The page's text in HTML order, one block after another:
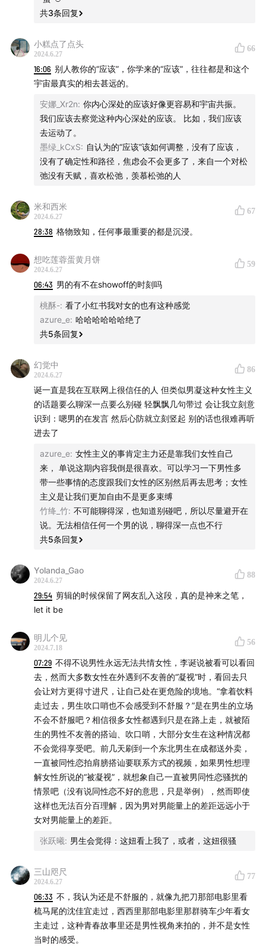
共3条回复
小糕点了点头
2024.6.27
66
16:06 别人教你的“应该”，你学来的“应该”，往往都是和这个
宇宙最真实的相去甚远的。
安娜_Xr2n: 你内心深处的应该好像更容易和宇宙共振。
我们应该去察觉这种内心深处的应该。 比如，我们应该
去运动了。
墨绿_kCxS: 自认为的“应该”该如何调整，没有了应该，
没有了确定性和路径，焦虑会不会更多了，来自一个对松
弛没有天赋，喜欢松弛，羡慕松弛的人
米和西米
2024.6.27
67
28:38 格物致知，任何事最重要的都是沉浸。
想吃莲蓉蛋黄月饼
2024.6.27
59
06:43 男的有不在showoff的时刻吗
桃酥-: 看了小红书我对女的也有这种感觉
azure_e: 哈哈哈哈哈哈绝了
共5条回复
幻觉中
2024.6.27
86
诞一直是我在互联网上很信任的人 但类似男凝这种女性主义
的话题要么聊深一点要么别碰 轻飘飘几句带过 会让我立刻意
识到：嗯男的在发言 然后心防就立刻竖起 别的话也很难再听
进去了
azure_e: 女性主义的事肯定主力还是靠我们女性自己
来， 单说这期内容我倒是很喜欢。可以学习一下男性多
带一些事情的态度跟我们女性的区别然后再去思考；女性
主义是让我们更加自由不是更多束缚
竹绛_竹: 不可能聊得深，也知道别碰吧，所以尽量避开在
说。无法相信任何一个男的说，聊得深一点也不行
共5条回复
Yolanda_Gao
2024.6.27
88
29:54 剪辑的时候保留了网友乱入这段，真的是神来之笔，
let it be
明儿个见
2024.7.18
56
07:29 不得不说男性永远无法共情女性，李诞说被看可以看回
去，然而大多数女性在外遇到不友善的“凝视”时，看回去只
会让对方更得寸进尺，让自己处在更危险的境地。“拿着饮料
走过去，男生吹口哨也不会感受到不舒服？”是在男生的立场
不会不舒服吧？相信很多女性都遇到只是在路上走，就被陌
生的男性不友善的搭讪、吹口哨，大部分女生在这种情况都
不会觉得享受吧。前几天刷到一个东北男生在成都送外卖，
一直被同性恋拍肩膀搭讪要联系方式的视频，如果男性想理
解女性所说的“被凝视”，就想象自己一直被男同性恋骚扰的
情景吧（没有说同性恋不好的意思，只是举例），然而即使
这样也无法百分百理解，因为男对男能量上的差距远远小于
女对男能量上的差距。
张跃曦: 男生会觉得：这妞看上我了，或者，这妞很骚
三山咫尺
2024.6.27
77
06:33 不，我认为还是不舒服的，就像九把刀那部电影里看
梳马尾的沈佳宜走过，西西里那部电影里那群骑车少年看女
主走过，这种青春故事里还是男性视角来拍的，并不是女性
当时的感受。